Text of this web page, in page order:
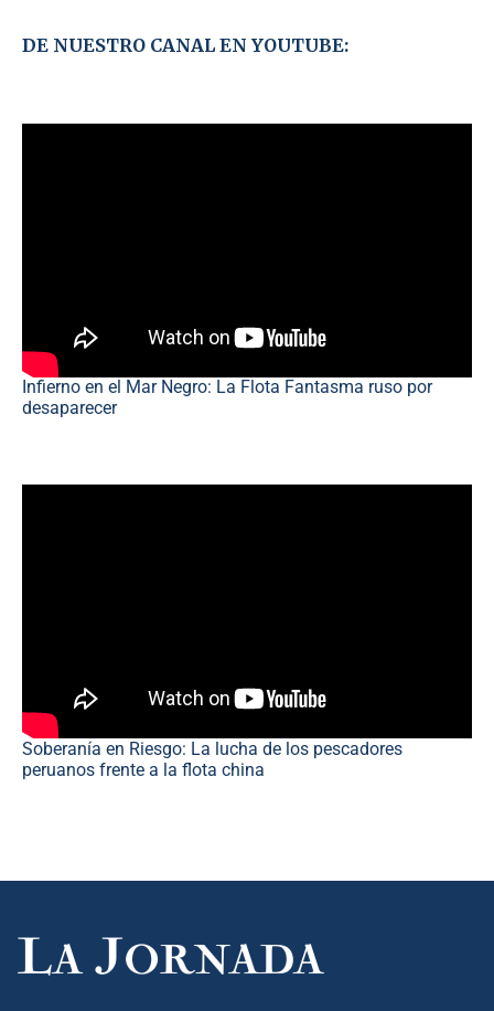
DE NUESTRO CANAL EN YOUTUBE:
Infierno en el Mar Negro: La Flota Fantasma ruso por
desaparecer
Soberanía en Riesgo: La lucha de los pescadores
peruanos frente a la flota china